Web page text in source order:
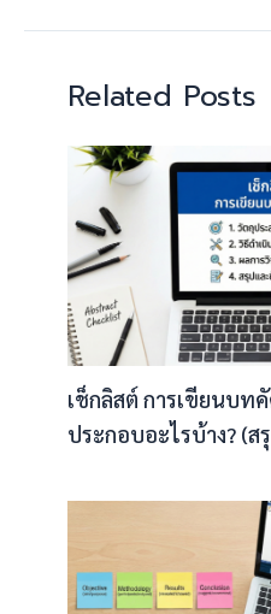
Related Posts
เช็กลิสต์ การเขียนบท
ประกอบอะไรบ้าง? (